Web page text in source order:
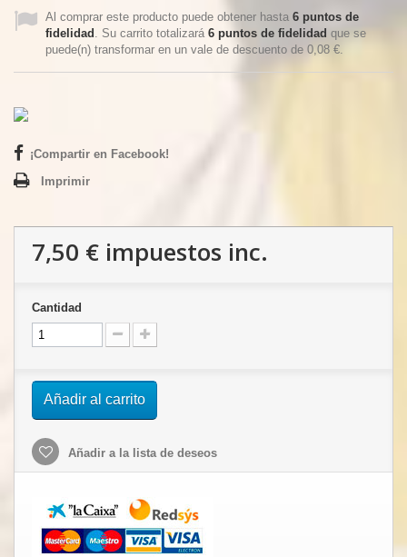
Al comprar este producto puede obtener hasta 6 puntos de
fidelidad . Su carrito totalizará 6 puntos de fidelidad que se
puede(n) transformar en un vale de descuento de 0,08 €.
¡Compartir en Facebook!
Imprimir
7,50 € impuestos inc.
Cantidad
Añadir al carrito
Añadir a la lista de deseos